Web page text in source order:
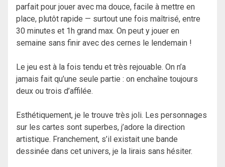
parfait pour jouer avec ma douce, facile à mettre en
place, plutôt rapide — surtout une fois maîtrisé, entre
30 minutes et 1h grand max. On peut y jouer en
semaine sans finir avec des cernes le lendemain !
Le jeu est à la fois tendu et très rejouable. On n’a
jamais fait qu’une seule partie : on enchaîne toujours
deux ou trois d’affilée.
Esthétiquement, je le trouve très joli. Les personnages
sur les cartes sont superbes, j’adore la direction
artistique. Franchement, s’il existait une bande
dessinée dans cet univers, je la lirais sans hésiter.